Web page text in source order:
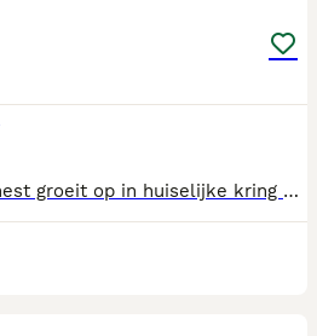
Laatste meisje van het nest groeit op in huiselijke kring met kinderen en andere honden. Is al zo goed als zindwlijk. Is een speels en vrolijk meisje en houd erg. VAn knuffelen Mocht er een klik zijn mag ze gelijk mee naar haar nieuwe baasje